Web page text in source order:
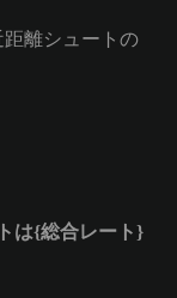
離シュートの
は{総合レート}